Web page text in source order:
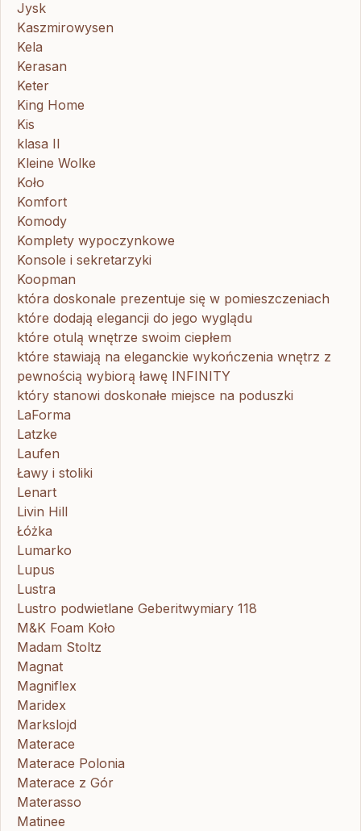
Jysk
Kaszmirowysen
Kela
Kerasan
Keter
King Home
Kis
klasa II
Kleine Wolke
Koło
Komfort
Komody
Komplety wypoczynkowe
Konsole i sekretarzyki
Koopman
która doskonale prezentuje się w pomieszczeniach
które dodają elegancji do jego wyglądu
które otulą wnętrze swoim ciepłem
które stawiają na eleganckie wykończenia wnętrz z
pewnością wybiorą ławę INFINITY
który stanowi doskonałe miejsce na poduszki
LaForma
Latzke
Laufen
Ławy i stoliki
Lenart
Livin Hill
Łóżka
Lumarko
Lupus
Lustra
Lustro podwietlane Geberitwymiary 118
M&K Foam Koło
Madam Stoltz
Magnat
Magniflex
Maridex
Markslojd
Materace
Materace Polonia
Materace z Gór
Materasso
Matinee